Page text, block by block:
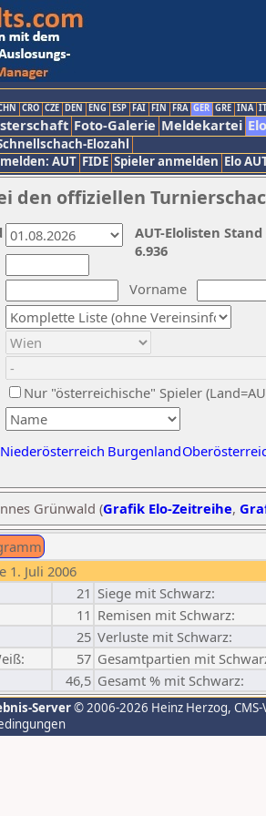
CRO CZE DEN ENG ESP FAI FIN FRA GER GRE INA
Foto-Galerie Meldekartei
Elozahl
AUT FIDE Spieler anmelden Elo
den offiziellen
Vorname
Nur "österreichische" Spieler
Niederösterreich Burgenland
AUT-Elolisten
6.936
Grünwald (Grafik Elo-Zeitreihe,
1. Juli 2006
21 Siege mit Schwarz:
11 Remisen mit Schwarz:
25 Verluste mit Schwarz:
57 Gesamtpartien mit
46,5 Gesamt % mit Schwarz:
Server© 2006-2026 Heinz Herzog,